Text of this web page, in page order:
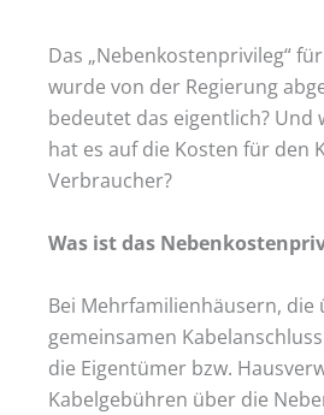
Das „Nebenkostenprivileg“
wurde von der Regierung
bedeutet das eigentlich? Und
hat es auf die Kosten für den
Verbraucher?
Was ist das
Bei Mehrfamilienhäusern, die
gemeinsamen
die Eigentümer bzw.
Kabelgebühren über die